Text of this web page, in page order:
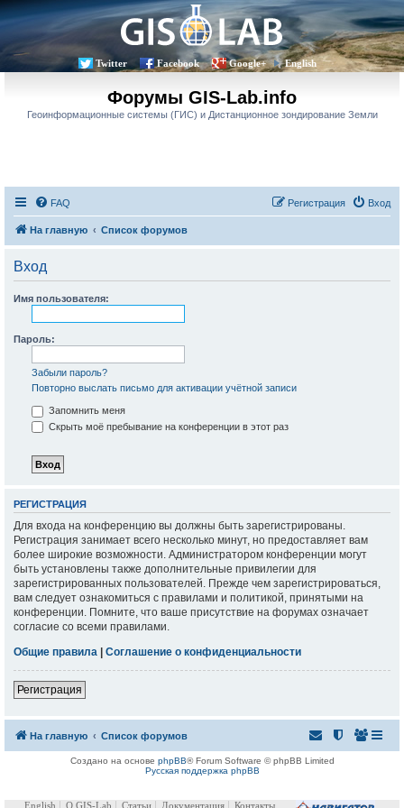
Twitter Facebook Google+ English
Форумы GIS-Lab.info
Геоинформационные системы (ГИС) и Дистанционное зондирование Земли
FAQ Вход
Регистрация
На главную Список форумов
Вход
Имя пользователя:
Пароль:
Забыли пароль?
Повторно выслать письмо для активации учётной записи
Запомнить меня
Скрыть моё пребывание на конференции в этот раз
РЕГИСТРАЦИЯ
Для входа на конференцию вы должны быть зарегистрированы.
Регистрация занимает всего несколько минут, но предоставляет вам
более широкие возможности. Администратором конференции могут
быть установлены также дополнительные привилегии для
зарегистрированных пользователей. Прежде чем зарегистрироваться,
вам следует ознакомиться с правилами и политикой, принятыми на
конференции. Помните, что ваше присутствие на форумах означает
согласие со всеми правилами.
Общие правила | Соглашение о конфиденциальности
Регистрация
На главную Список форумов
Создано на основе phpBB® Forum Software © phpBB Limited
Русская поддержка phpBB
English О GIS-Lab Статьи Документация Контакты